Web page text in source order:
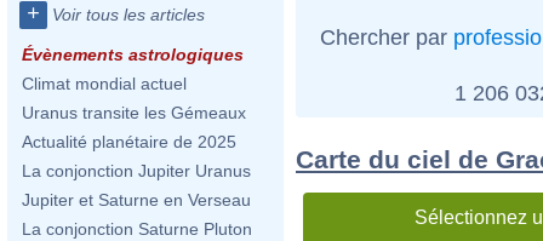
+ Voir tous les articles
Évènements astrologiques
Climat mondial actuel
Uranus transite les Gémeaux
Actualité planétaire de 2025
La conjonction Jupiter Uranus
Jupiter et Saturne en Verseau
La conjonction Saturne Pluton
Chercher par
1 206
Carte du ciel de
Sélectionnez